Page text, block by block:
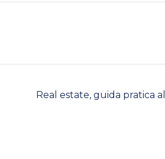
Real estate, guida pratica